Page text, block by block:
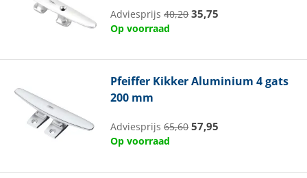
Adviesprijs40,20 35,75
Op voorraad
Pfeiffer Kikker Aluminium 4 gats
200 mm
Adviesprijs65,60 57,95
Op voorraad